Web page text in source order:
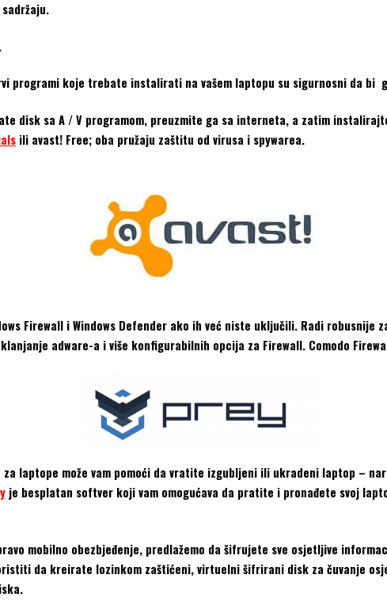
programi koje trebate instalirati na vašem laptopu su sigurnosni da
disk sa A / V programom, preuzmite ga sa interneta, a zatim
ili avast! Free; oba pružaju zaštitu od virusa i spywarea.
Firewall i Windows Defender ako ih već niste uključili. Radi
adware-a i više konfigurabilnih opcija za Firewall. Comodo
laptope može vam pomoći da vratite izgubljeni ili ukradeni laptop –
je besplatan softver koji vam omogućava da pratite i pronađete svoj
mobilno obezbjeđenje, predlažemo da šifrujete sve osjetljive
da kreirate lozinkom zaštićeni, virtuelni šifrirani disk za čuvanje